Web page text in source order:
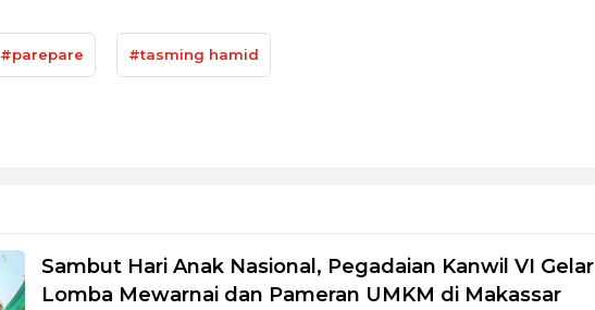
#parepare #tasming hamid
Sambut Hari Anak Nasional, Pegadaian Kanwil VI Gelar
Lomba Mewarnai dan Pameran UMKM di Makassar